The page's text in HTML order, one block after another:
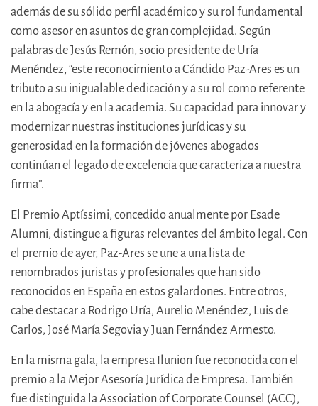
además de su sólido perfil académico y su rol fundamental
como asesor en asuntos de gran complejidad. Según
palabras de Jesús Remón, socio presidente de Uría
Menéndez, “este reconocimiento a Cándido Paz-Ares es un
tributo a su inigualable dedicación y a su rol como referente
en la abogacía y en la academia. Su capacidad para innovar y
modernizar nuestras instituciones jurídicas y su
generosidad en la formación de jóvenes abogados
continúan el legado de excelencia que caracteriza a nuestra
firma”.
El Premio Aptíssimi, concedido anualmente por Esade
Alumni, distingue a figuras relevantes del ámbito legal. Con
el premio de ayer, Paz-Ares se une a una lista de
renombrados juristas y profesionales que han sido
reconocidos en España en estos galardones. Entre otros,
cabe destacar a Rodrigo Uría, Aurelio Menéndez, Luis de
Carlos, José María Segovia y Juan Fernández Armesto.
En la misma gala, la empresa Ilunion fue reconocida con el
premio a la Mejor Asesoría Jurídica de Empresa. También
fue distinguida la Association of Corporate Counsel (ACC),